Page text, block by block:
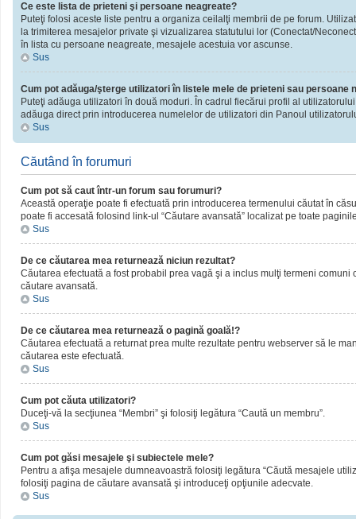
Ce este lista de prieteni şi persoane neagreate?
Puteţi folosi aceste liste pentru a organiza ceilalţi membrii de pe forum.
la trimiterea mesajelor private şi vizualizarea statutului lor (Conectat/
în lista cu persoane neagreate, mesajele acestuia vor ascunse.
Sus
Cum pot adăuga/şterge utilizatori în listele mele de prieteni sau persoane
Puteţi adăuga utilizatori în două moduri. În cadrul fiecărui profil al
adăuga direct prin introducerea numelelor de utilizatori din Panoul
Sus
Căutând în forumuri
Cum pot să caut într-un forum sau forumuri?
Această operaţie poate fi efectuată prin introducerea termenului căutat în
poate fi accesată folosind link-ul “Căutare avansată” localizat pe toate
Sus
De ce căutarea mea returnează niciun rezultat?
Căutarea efectuată a fost probabil prea vagă şi a inclus mulţi termeni
căutare avansată.
Sus
De ce căutarea mea returnează o pagină goală!?
Căutarea efectuată a returnat prea multe rezultate pentru webserver să le
căutarea este efectuată.
Sus
Cum pot căuta utilizatori?
Duceţi-vă la secţiunea “Membri” şi folosiţi legătura “Caută un membru”.
Sus
Cum pot găsi mesajele şi subiectele mele?
Pentru a afişa mesajele dumneavoastră folosiţi legătura “Căută mesajele
folosiţi pagina de căutare avansată şi introduceţi opţiunile adecvate.
Sus